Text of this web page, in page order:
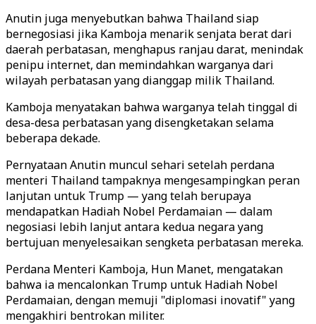
Anutin juga menyebutkan bahwa Thailand siap
bernegosiasi jika Kamboja menarik senjata berat dari
daerah perbatasan, menghapus ranjau darat, menindak
penipu internet, dan memindahkan warganya dari
wilayah perbatasan yang dianggap milik Thailand.
Kamboja menyatakan bahwa warganya telah tinggal di
desa-desa perbatasan yang disengketakan selama
beberapa dekade.
Pernyataan Anutin muncul sehari setelah perdana
menteri Thailand tampaknya mengesampingkan peran
lanjutan untuk Trump — yang telah berupaya
mendapatkan Hadiah Nobel Perdamaian — dalam
negosiasi lebih lanjut antara kedua negara yang
bertujuan menyelesaikan sengketa perbatasan mereka.
Perdana Menteri Kamboja, Hun Manet, mengatakan
bahwa ia mencalonkan Trump untuk Hadiah Nobel
Perdamaian, dengan memuji "diplomasi inovatif" yang
mengakhiri bentrokan militer.